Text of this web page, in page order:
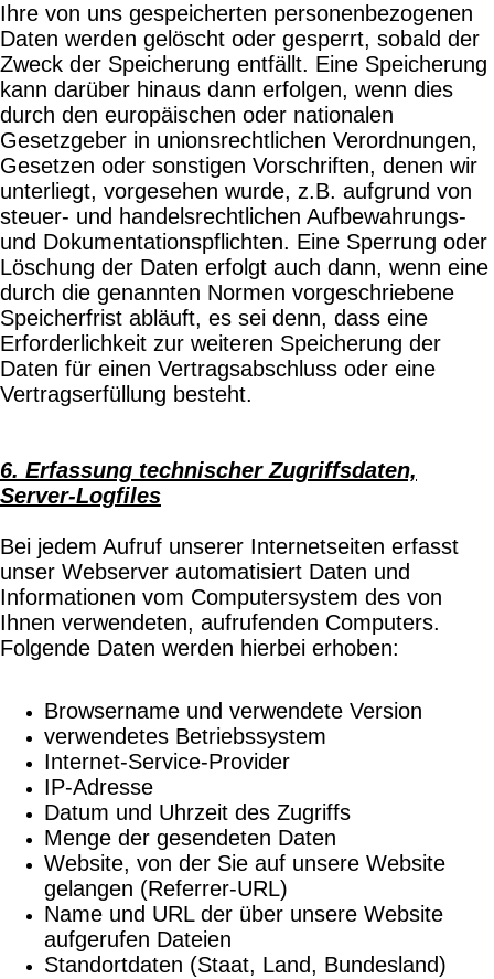
Ihre von uns gespeicherten personenbezogenen
Daten werden gelöscht oder gesperrt, sobald der
Zweck der Speicherung entfällt. Eine Speicherung
kann darüber hinaus dann erfolgen, wenn dies
durch den europäischen oder nationalen
Gesetzgeber in unionsrechtlichen Verordnungen,
Gesetzen oder sonstigen Vorschriften, denen wir
unterliegt, vorgesehen wurde, z.B. aufgrund von
steuer- und handelsrechtlichen Aufbewahrungs-
und Dokumentationspflichten. Eine Sperrung oder
Löschung der Daten erfolgt auch dann, wenn eine
durch die genannten Normen vorgeschriebene
Speicherfrist abläuft, es sei denn, dass eine
Erforderlichkeit zur weiteren Speicherung der
Daten für einen Vertragsabschluss oder eine
Vertragserfüllung besteht.
6. Erfassung technischer Zugriffsdaten,
Server-Logfiles
Bei jedem Aufruf unserer Internetseiten erfasst
unser Webserver automatisiert Daten und
Informationen vom Computersystem des von
Ihnen verwendeten, aufrufenden Computers.
Folgende Daten werden hierbei erhoben:
Browsername und verwendete Version
verwendetes Betriebssystem
Internet-Service-Provider
IP-Adresse
Datum und Uhrzeit des Zugriffs
Menge der gesendeten Daten
Website, von der Sie auf unsere Website
gelangen (Referrer-URL)
Name und URL der über unsere Website
aufgerufen Dateien
Standortdaten (Staat, Land, Bundesland)